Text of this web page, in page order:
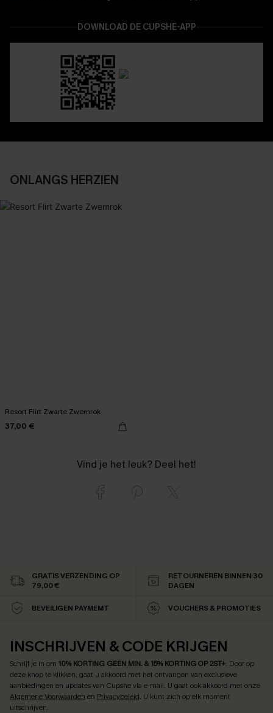
DOWNLOAD DE CUPSHE-APP
ONLANGS HERZIEN
Resort Flirt Zwarte Zwemrok
37,00 €
Vind je het leuk? Deel het!
GRATIS VERZENDING OP
79,00 €
RETOURNEREN BINNEN 30
DAGEN
BEVEILIGEN PAYMEMT VOUCHERS & PROMOTIES
INSCHRIJVEN & CODE KRIJGEN
Schrijf je in om 10% KORTING GEEN MIN. & 15% KORTING OP 2ST+. Door op
deze knop te klikken, gaat u akkoord met het ontvangen van exclusieve
aanbiedingen en updates van Cupshe via e-mail. U gaat ook akkoord met onze
Algemene Voorwaarden en Privacybeleid. U kunt zich op elk moment
uitschrijven.